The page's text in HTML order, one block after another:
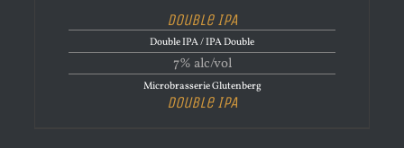
Double IPA
Double IPA / IPA Double
7% alc/vol
Microbrasserie Glutenberg
Double IPA